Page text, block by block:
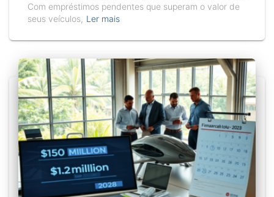
Com empréstimos pendentes que superam o valor de
seus veículos, Ler mais